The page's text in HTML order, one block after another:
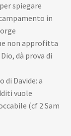
spiegare
in
non approfitta
dà prova di
Davide: a
vuole
(cf 2 Sam